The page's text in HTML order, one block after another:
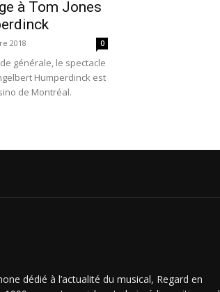
à Tom Jones
2018 0
générale, le spectacle
Humperdinck est
de Montréal.
dédié à l’actualité du musical, Regard en